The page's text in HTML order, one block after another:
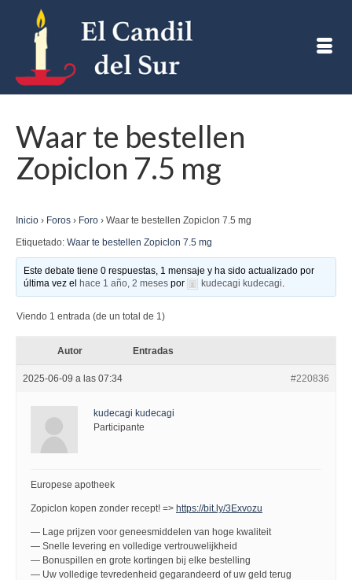
Waar te bestellen
Zopiclon 7.5 mg
Inicio › Foros › Foro › Waar te bestellen Zopiclon 7.5 mg
Etiquetado: Waar te bestellen Zopiclon 7.5 mg
Este debate tiene 0 respuestas, 1 mensaje y ha sido actualizado por
última vez el
hace 1 año, 2 meses por kudecagi kudecagi.
Viendo 1 entrada (de un total de 1)
Autor Entradas
2025-06-09 a las 07:34 #220836
kudecagi kudecagi
Participante
Europese apotheek
Zopiclon kopen zonder recept! => https://bit.ly/3Exvozu
— Lage prijzen voor geneesmiddelen van hoge kwaliteit
— Snelle levering en volledige vertrouwelijkheid
— Bonuspillen en grote kortingen bij elke bestelling
— Uw volledige tevredenheid gegarandeerd of uw geld terug